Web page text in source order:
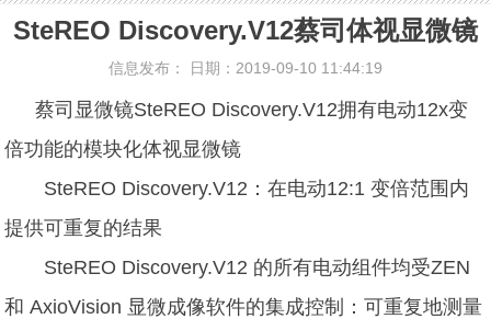
SteREO Discovery.V12蔡司体视显微镜
信息发布： 日期：2019-09-10 11:44:19
蔡司显微镜SteREO Discovery.V12拥有电动12x变
倍功能的模块化体视显微镜
SteREO Discovery.V12：在电动12:1 变倍范围内
提供可重复的结果
SteREO Discovery.V12 的所有电动组件均受ZEN
和 AxioVision 显微成像软件的集成控制：可重复地测量